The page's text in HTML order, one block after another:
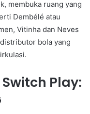
membuka ruang yang
Dembélé atau
Vitinha dan Neves
bola yang
Play: